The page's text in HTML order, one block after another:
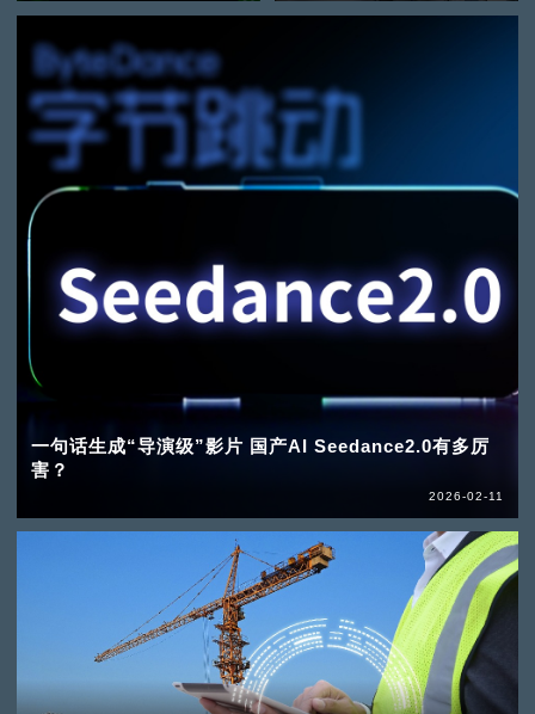
一句话生成“导演级”影片 国产AI Seedance2.0有多厉
害？
2026-02-11